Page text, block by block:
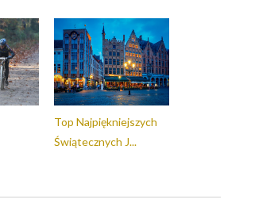
Top Najpiękniejszych
Świątecznych J...